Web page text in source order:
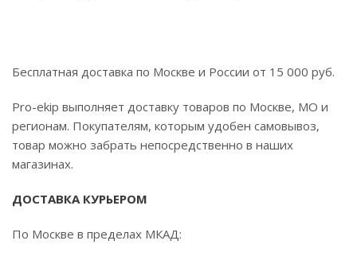
Бесплатная доставка по Москве и России от 15 000 руб.
Pro-ekip выполняет доставку товаров по Москве, МО и
регионам. Покупателям, которым удобен самовывоз,
товар можно забрать непосредственно в наших
магазинах.
ДОСТАВКА КУРЬЕРОМ
По Москве в пределах МКАД: